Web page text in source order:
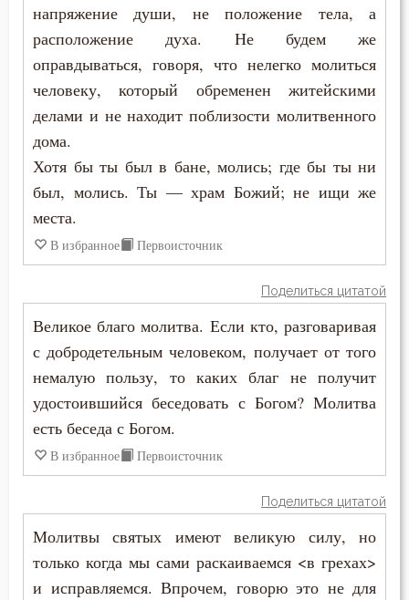
напряжение души, не положение тела, а
расположение духа. Не будем же
оправдываться, говоря, что нелегко молиться
человеку, который обременен житейскими
делами и не находит поблизости молитвенного
дома.
Хотя бы ты был в бане, молись; где бы ты ни
был, молись. Ты — храм Божий; не ищи же
места.
В избранное Первоисточник
Поделиться цитатой
Великое благо молитва. Если кто, разговаривая
с добродетельным человеком, получает от того
немалую пользу, то каких благ не получит
удостоившийся беседовать с Богом? Молитва
есть беседа с Богом.
В избранное Первоисточник
Поделиться цитатой
Молитвы святых имеют великую силу, но
только когда мы сами раскаиваемся <в грехах>
и исправляемся. Впрочем, говорю это не для